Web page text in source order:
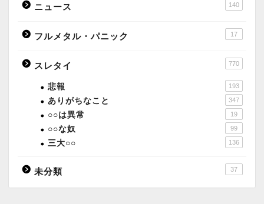
ニュース 140
フルメタル・パニック 17
スレタイ 770
悲報 193
ありがちなこと 347
○○は異常 19
○○な奴 99
三大○○ 136
未分類 37